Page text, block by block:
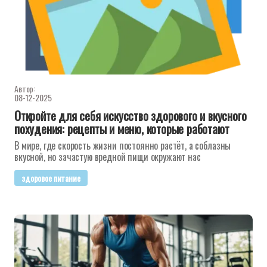
Автор:
08-12-2025
Откройте для себя искусство здорового и вкусного
похудения: рецепты и меню, которые работают
В мире, где скорость жизни постоянно растёт, а соблазны
вкусной, но зачастую вредной пищи окружают нас
здоровое питание